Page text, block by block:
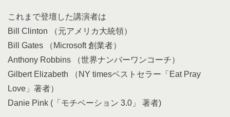
これまで登壇した講演者は
Bill Clinton （元アメリカ大統領）
Bill Gates （Microsoft 創業者）
Anthony Robbins （世界ナンバーワンコーチ）
Gilbert Elizabeth （NY timesベストセラー「Eat Pray
Love」著者）
Danie Pink (「モチベーション 3.0」 著者)